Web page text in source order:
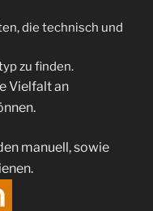
die technisch und
zu finden.
Vielfalt an
manuell, sowie